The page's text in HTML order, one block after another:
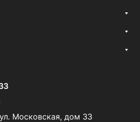
Московская, дом 33